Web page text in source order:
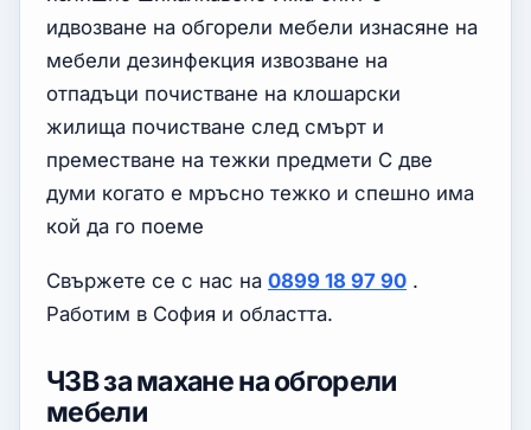
идвозване на обгорели мебели изнасяне на
мебели дезинфекция извозване на
отпадъци почистване на клошарски
жилища почистване след смърт и
преместване на тежки предмети С две
думи когато е мръсно тежко и спешно има
кой да го поеме
Свържете се с нас на 0899 18 97 90 .
Работим в София и областта.
ЧЗВ за махане на обгорели
мебели